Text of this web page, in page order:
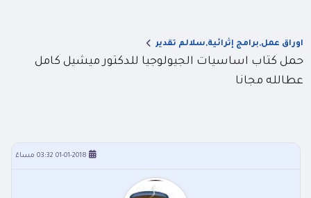
اوراق عمل,برامج إثرائية,سلالم تقدير
حمل كتاب اساسيات الجيولوجيا للدكتور ميشيل كامل
عطالله مجانا
01-01-2018 03:32 مساءً